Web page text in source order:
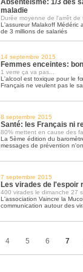
Absentéisme: 1/3 des
maladie
Durée moyenne de l'arrêt de
L'assureur Malakoff Médéric
de 3 millions de salariés
14 septembre 2015
Femmes enceintes:
1 verre ça va pas...
L'alcool est toxique pour le
Français ne veulent pas le
8 septembre 2015
Santé: les Français ni
80% mettent en cause des
La 5ème édition du
messages de prévention
7 septembre 2015
Les virades de l'espoir
400 virades le dimanche 27
L'association Vaincre la
communication autour des
4 5 6 7